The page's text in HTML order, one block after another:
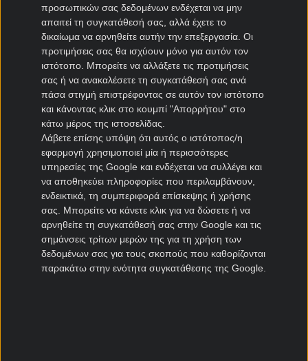
προσωπικών σας δεδομένων ενδέχεται να μην
απαιτεί τη συγκατάθεσή σας, αλλά έχετε το
δικαίωμα να αρνηθείτε αυτήν την επεξεργασία. Οι
προτιμήσεις σας θα ισχύουν μόνο για αυτόν τον
ιστότοπο. Μπορείτε να αλλάξετε τις προτιμήσεις
σας ή να ανακαλέσετε τη συγκατάθεσή σας ανά
πάσα στιγμή επιστρέφοντας σε αυτόν τον ιστότοπο
και κάνοντας κλικ στο κουμπί "Απορρήτου" στο
κάτω μέρος της ιστοσελίδας.
Λάβετε επίσης υπόψη ότι αυτός ο ιστότοπος/η
εφαρμογή χρησιμοποιεί μία ή περισσότερες
υπηρεσίες της Google και ενδέχεται να συλλέγει και
να αποθηκεύει πληροφορίες που περιλαμβάνουν,
ενδεικτικά, τη συμπεριφορά επίσκεψης ή χρήσης
σας. Μπορείτε να κάνετε κλικ για να δώσετε ή να
αρνηθείτε τη συγκατάθεσή σας στην Google και τις
σημάνσεις τρίτων μερών της για τη χρήση των
δεδομένων σας για τους σκοπούς που καθορίζονται
παρακάτω στην ενότητα συγκατάθεσης της Google.
Μεταγραφές Super League 2
Ηρακλής μεταγραφές
ΠΑΣ Γιάννινα μεταγραφές
Πανιώνιος μεταγραφές
Καλλιθέα μεταγραφές
Καλαμάτα μεταγραφές
Νίκη Βόλου μεταγραφές
Μεταγραφές Cyprus League
Πάφος μεταγραφές
ΑΠΟΕΛ μεταγραφές
ΑΕΚ Λάρνακας μεταγραφές
Ομόνοια μεταγραφές